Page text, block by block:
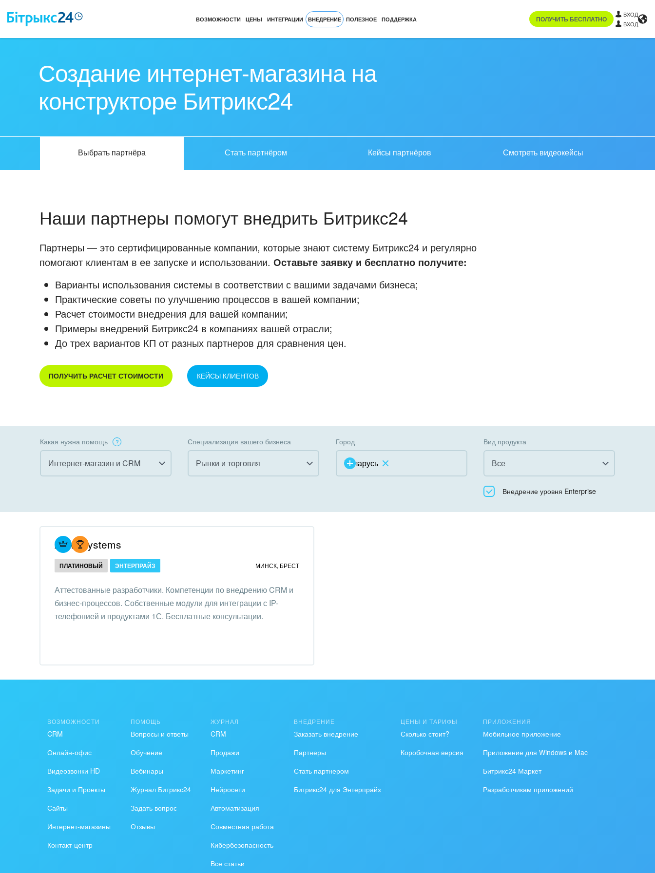
ВОЗМОЖНОСТИ ЦЕНЫ ИНТЕГРАЦИИ ВНЕДРЕНИЕ ПОЛЕЗНОЕ ПОДДЕРЖКА ПОЛУЧИТЬ БЕСПЛАТНО
ВХОД
ВХОД
Создание интернет-магазина на
конструкторе Битрикс24
Выбрать партнёра Стать партнёром Кейсы партнёров Смотреть видеокейсы
Наши партнеры помогут внедрить Битрикс24
Партнеры — это сертифицированные компании, которые знают систему Битрикс24 и регулярно
помогают клиентам в ее запуске и использовании. Оставьте заявку и бесплатно получите:
Варианты использования системы в соответствии с вашими задачами бизнеса;
Практические советы по улучшению процессов в вашей компании;
Расчет стоимости внедрения для вашей компании;
Примеры внедрений Битрикс24 в компаниях вашей отрасли;
До трех вариантов КП от разных партнеров для сравнения цен.
ПОЛУЧИТЬ РАСЧЕТ СТОИМОСТИ КЕЙСЫ КЛИЕНТОВ
Какая нужна помощь
Интернет-магазин и CRM
Внедрение КЭДО
Интеграция с 1С
Организация задач и
Внедрение Бизнес-
процессов
внедрения
Внедрение для
продаж
/ Интранета
Специализация вашего бизнеса
Рынки и торговля
Коммунальные услуги, ЖКХ
организации,
Благотворительность
Общественно-политические
Промышленность
СМИ, издательства,
справочники
Страхование
Строительство, ремонт и
благоустройство
Транспорт, Авиация,
Город
Беларусь
Вид продукта
Все
ВсеВнедрение уровня Enterprise
Atevi Systems
ПЛАТИНОВЫЙ ЭНТЕРПРАЙЗ МИНСК, БРЕСТ
Аттестованные разработчики. Компетенции по внедрению CRM и
бизнес-процессов. Собственные модули для интеграции с IP-
телефонией и продуктами 1С. Бесплатные консультации.
ВОЗМОЖНОСТИ
CRM
Онлайн-офис
Видеозвонки HD
Задачи и Проекты
Сайты
Интернет-магазины
Контакт-центр
ПОМОЩЬ
Вопросы и ответы
Обучение
Вебинары
Журнал Битрикс24
Задать вопрос
Отзывы
ЖУРНАЛ
CRM
Продажи
Маркетинг
Нейросети
Автоматизация
Совместная работа
Кибербезопасность
Все статьи
ВНЕДРЕНИЕ
Заказать внедрение
Партнеры
Стать партнером
Битрикс24 для Энтерпрайз
ЦЕНЫ И ТАРИФЫ
Сколько стоит?
Коробочная версия
ПРИЛОЖЕНИЯ
Мобильное приложение
Приложение для Windows и Mac
Битрикс24 Маркет
Разработчикам приложений